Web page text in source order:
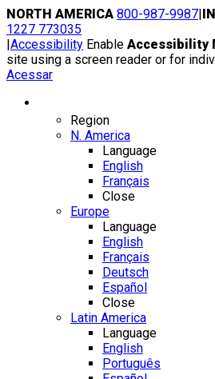
Skip
to
content
NORTH AMERICA 800-987-9987|
1227 773035
|Accessibility Enable Accessibility
site using a screen reader or for
Acessar
Region
N. America
Language
English
Français
Close
Europe
Language
English
Français
Deutsch
Español
Close
Latin America
Language
English
Português